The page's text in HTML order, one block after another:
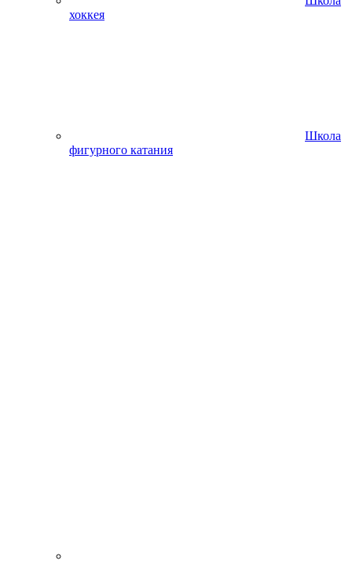
хоккея
Школа
фигурного катания